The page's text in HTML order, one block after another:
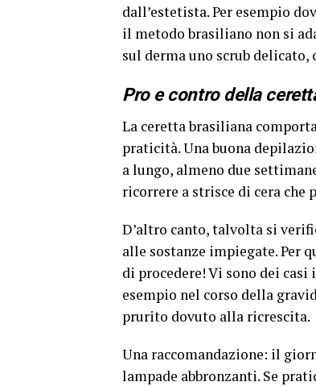
dall’estetista. Per esempio
il metodo brasiliano non si
sul derma uno scrub
Pro e contro della
La ceretta brasiliana
praticità. Una buona
a lungo, almeno due
ricorrere a strisce di cera che
D’altro canto, talvolta si
alle sostanze impiegate. Per
di procedere! Vi sono dei
esempio nel corso della
prurito dovuto alla ricrescita.
Una raccomandazione: il
lampade abbronzanti. Se